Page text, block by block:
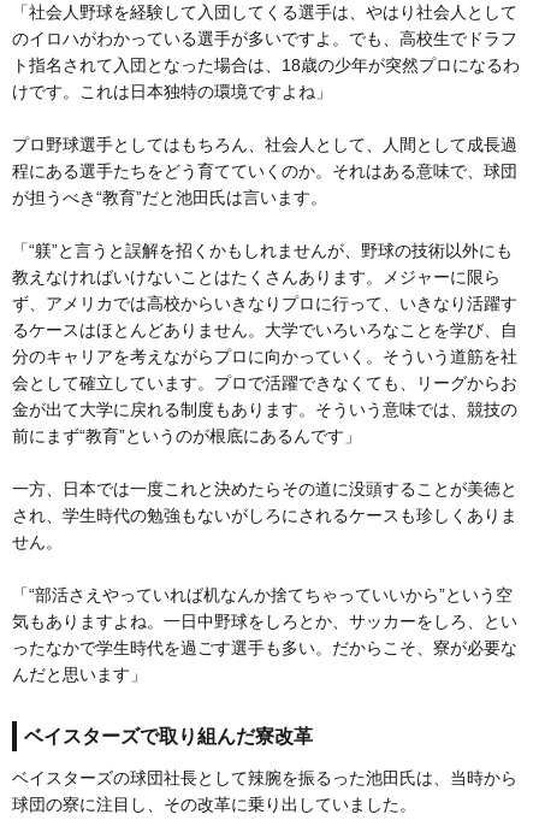
「社会人野球を経験して入団してくる選手は、やはり社会人として
のイロハがわかっている選手が多いですよ。でも、高校生でドラフ
ト指名されて入団となった場合は、18歳の少年が突然プロになるわ
けです。これは日本独特の環境ですよね」
プロ野球選手としてはもちろん、社会人として、人間として成長過
程にある選手たちをどう育てていくのか。それはある意味で、球団
が担うべき“教育”だと池田氏は言います。
「“躾”と言うと誤解を招くかもしれませんが、野球の技術以外にも
教えなければいけないことはたくさんあります。メジャーに限ら
ず、アメリカでは高校からいきなりプロに行って、いきなり活躍す
るケースはほとんどありません。大学でいろいろなことを学び、自
分のキャリアを考えながらプロに向かっていく。そういう道筋を社
会として確立しています。プロで活躍できなくても、リーグからお
金が出て大学に戻れる制度もあります。そういう意味では、競技の
前にまず“教育”というのが根底にあるんです」
一方、日本では一度これと決めたらその道に没頭することが美徳と
され、学生時代の勉強もないがしろにされるケースも珍しくありま
せん。
「“部活さえやっていれば机なんか捨てちゃっていいから”という空
気もありますよね。一日中野球をしろとか、サッカーをしろ、とい
ったなかで学生時代を過ごす選手も多い。だからこそ、寮が必要な
んだと思います」
ベイスターズで取り組んだ寮改革
ベイスターズの球団社長として辣腕を振るった池田氏は、当時から
球団の寮に注目し、その改革に乗り出していました。